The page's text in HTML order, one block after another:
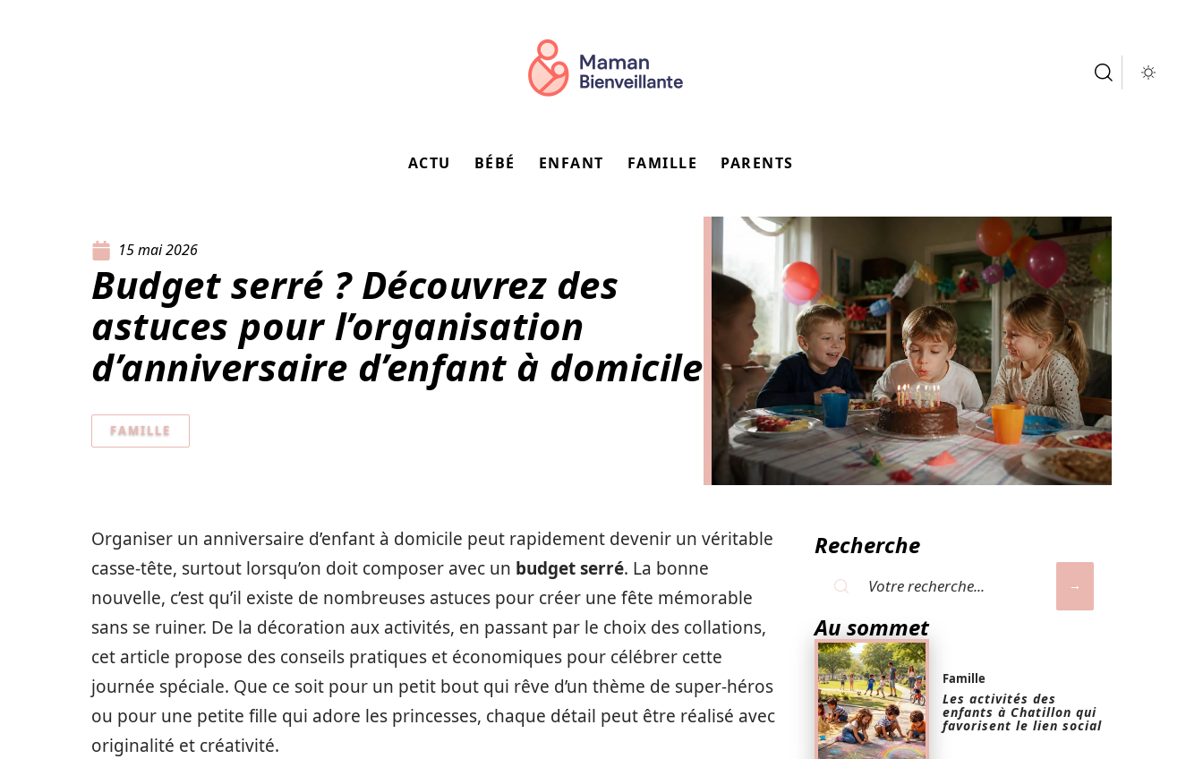
ACTU BÉBÉ ENFANT FAMILLE PARENTS
15 mai 2026
Budget serré ? Découvrez des
astuces pour l’organisation
d’anniversaire d’enfant à domicile
FAMILLE
Organiser un anniversaire d’enfant à domicile peut rapidement devenir un véritable
casse-tête, surtout lorsqu’on doit composer avec un budget serré. La bonne
nouvelle, c’est qu’il existe de nombreuses astuces pour créer une fête mémorable
sans se ruiner. De la décoration aux activités, en passant par le choix des collations,
cet article propose des conseils pratiques et économiques pour célébrer cette
journée spéciale. Que ce soit pour un petit bout qui rêve d’un thème de super-héros
ou pour une petite fille qui adore les princesses, chaque détail peut être réalisé avec
originalité et créativité.
Recherche
Au sommet
Famille
Les activités des
enfants à Chatillon qui
favorisent le lien social